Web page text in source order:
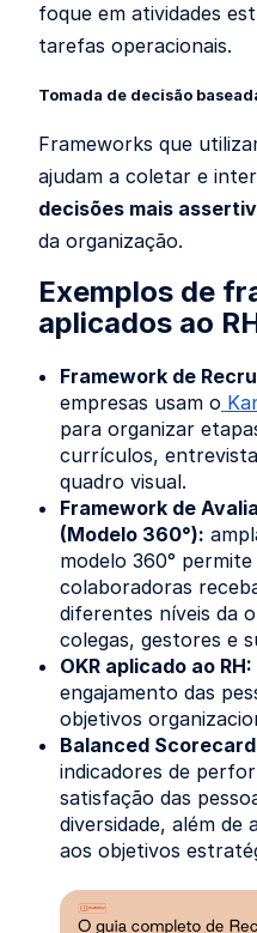
foque em atividades
tarefas operacionais.
Tomada de decisão
Frameworks que
ajudam a coletar e
decisões mais
da organização.
Exemplos de
aplicados ao
Framework de
empresas usam o
para organizar
currículos,
quadro visual.
Framework de
(Modelo 360°):
modelo 360°
colaboradoras
diferentes níveis da
colegas, gestores e
OKR aplicado ao RH:
engajamento das
objetivos
Balanced Scorecard
indicadores de
satisfação das
diversidade, além de
aos objetivos